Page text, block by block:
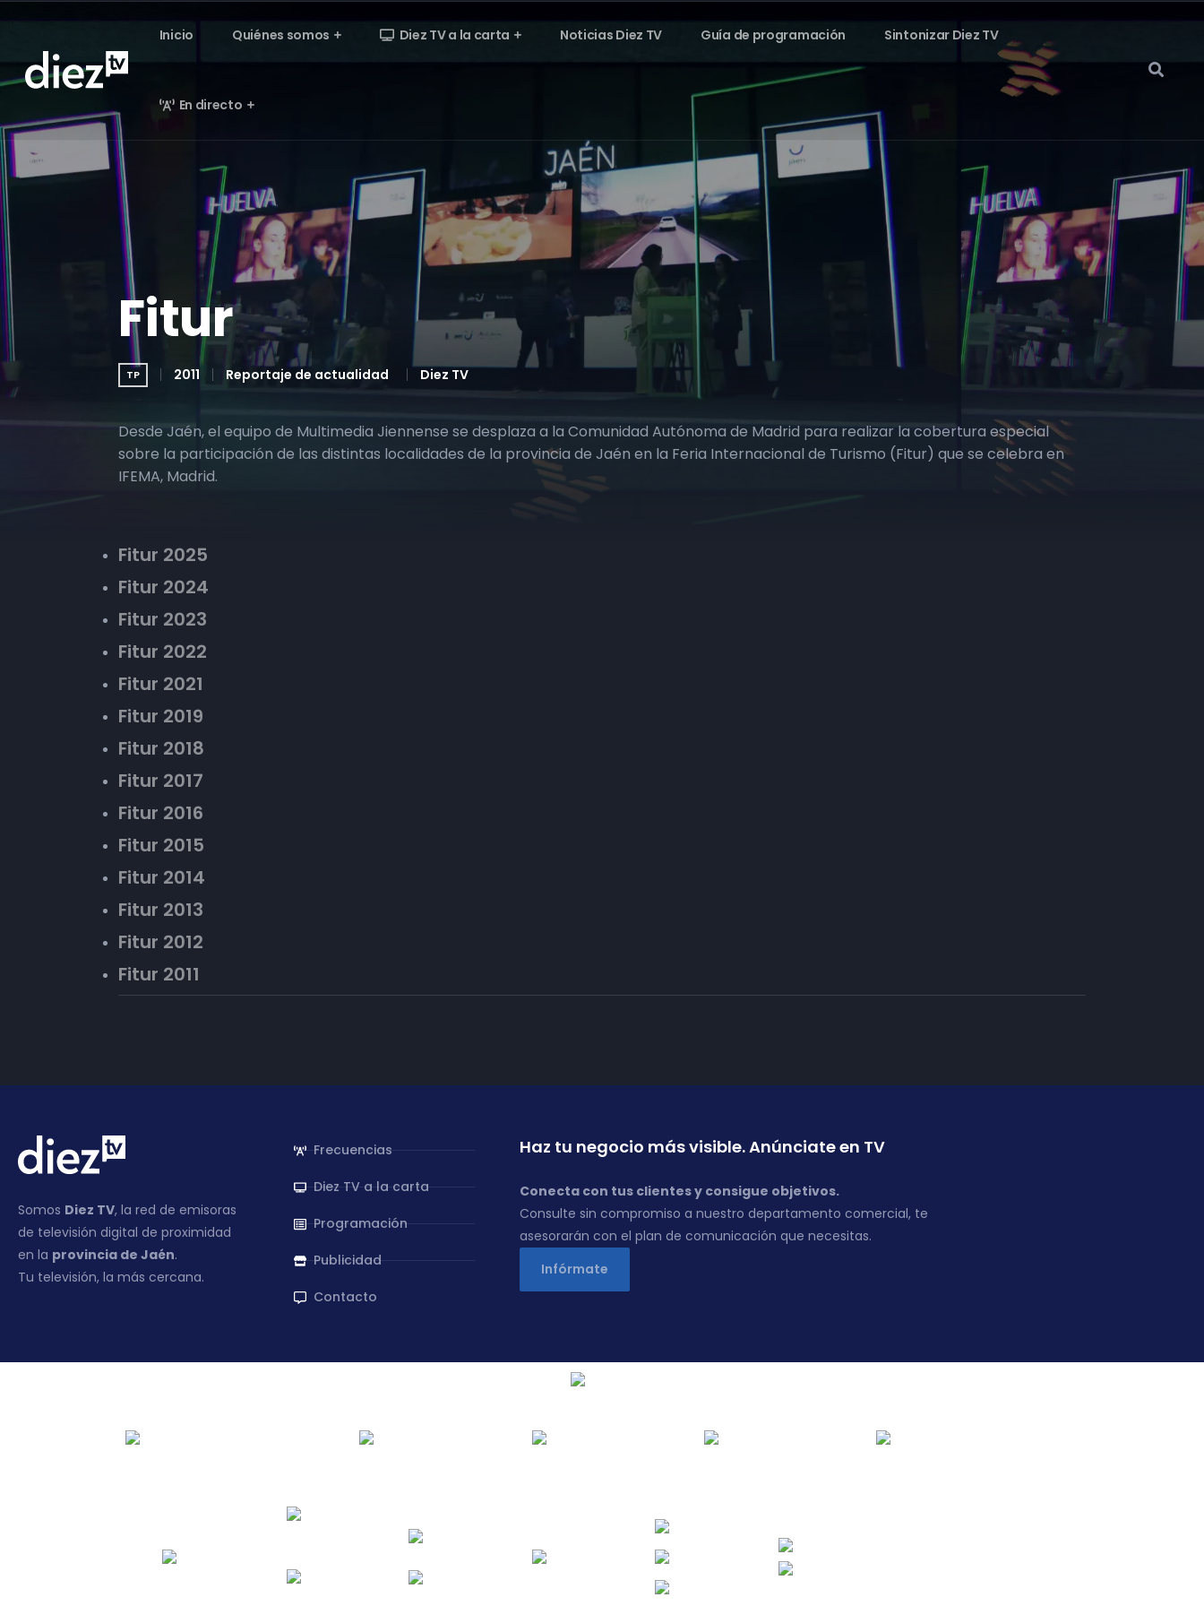
Inicio Quiénes somos Diez TV a la carta Noticias Diez TV Guía de programación Sintonizar Diez TV
En directo
Fitur
TP 2011 Reportaje de actualidad Diez TV
Desde Jaén, el equipo de Multimedia Jiennense se desplaza a la Comunidad Autónoma de Madrid para realizar la cobertura especial
sobre la participación de las distintas localidades de la provincia de Jaén en la Feria Internacional de Turismo (Fitur) que se celebra en
IFEMA, Madrid.
Fitur 2025
Fitur 2024
Fitur 2023
Fitur 2022
Fitur 2021
Fitur 2019
Fitur 2018
Fitur 2017
Fitur 2016
Fitur 2015
Fitur 2014
Fitur 2013
Fitur 2012
Fitur 2011
Somos Diez TV, la red de emisoras
de televisión digital de proximidad
en la provincia de Jaén.
Tu televisión, la más cercana.
Frecuencias
Diez TV a la carta
Programación
Publicidad
Contacto
Haz tu negocio más visible. Anúnciate en TV
Conecta con tus clientes y consigue objetivos.
Consulte sin compromiso a nuestro departamento comercial, te
asesorarán con el plan de comunicación que necesitas.
Infórmate